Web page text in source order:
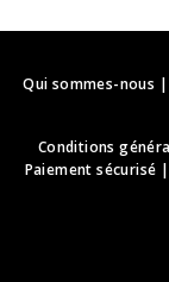
Qui sommes-nous
Conditions
Paiement sécurisé |